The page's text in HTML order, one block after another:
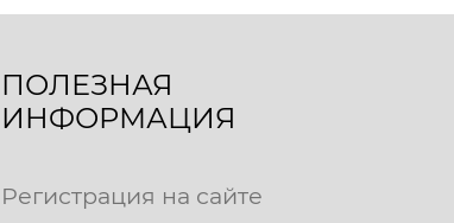
ПОЛЕЗНАЯ
ИНФОРМАЦИЯ
Регистрация на сайте